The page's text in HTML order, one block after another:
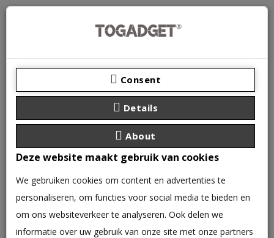
0 product(en) - €0,00
CATEGORIEËN
Consent
Details
About
Deze website maakt gebruik van cookies
We gebruiken cookies om content en advertenties te
personaliseren, om functies voor social media te bieden en
om ons websiteverkeer te analyseren. Ook delen we
informatie over uw gebruik van onze site met onze partners